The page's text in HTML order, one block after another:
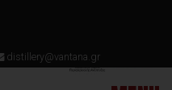
distillery@vantana.gr